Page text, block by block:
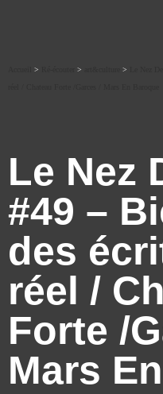
> > >
Le Nez
#49 –
des
réel /
Forte /
Mars